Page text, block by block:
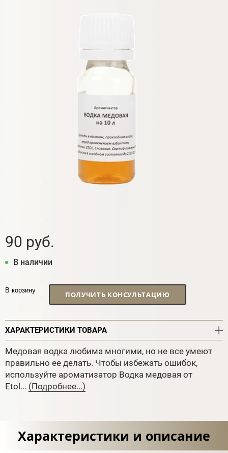
90 руб.
В наличии
В корзину ПОЛУЧИТЬ КОНСУЛЬТАЦИЮ
ХАРАКТЕРИСТИКИ ТОВАРА
Медовая водка любима многими, но не все умеют
правильно ее делать. Чтобы избежать ошибок,
используйте ароматизатор Водка медовая от
Etol... (Подробнее...)
Характеристики и описание